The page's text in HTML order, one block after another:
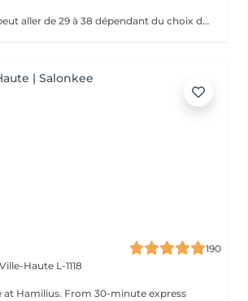
Info : Le prix final peut aller de 29 à 38 dépendant du choix de shampoing, gel et lotion.
190
Ville-Haute L-1118
at Hamilius. From 30-minute express